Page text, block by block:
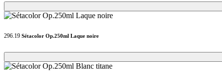
Loading...
Loading...
296.19 Sétacolor Op.250ml Laque noire
Loading...
Loading...